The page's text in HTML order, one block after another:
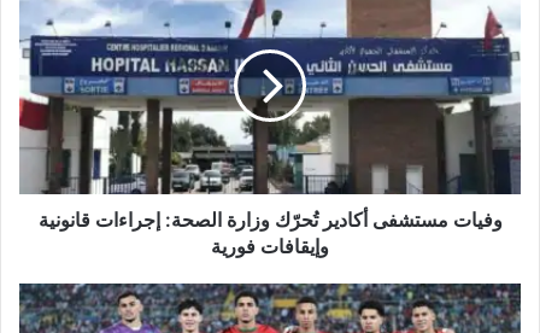
مستشفى
أكادير
تُحرّك
وزارة
الصحة:
إجراءات
قانونية
وإيقافات
فورية
وفيات مستشفى أكادير تُحرّك وزارة الصحة: إجراءات قانونية
وإيقافات فورية
كأس
العالم